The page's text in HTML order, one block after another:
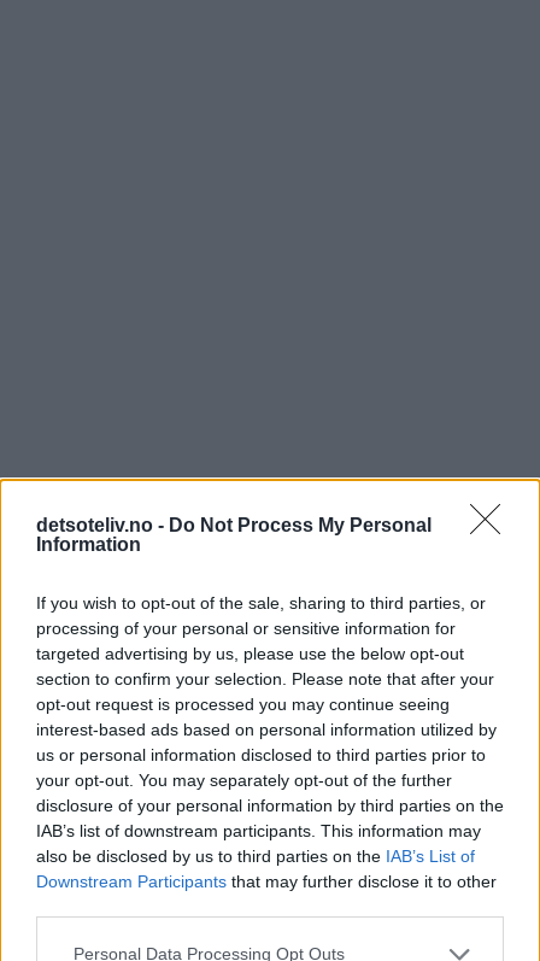
detsoteliv.no - Do Not Process My Personal
Information
If you wish to opt-out of the sale, sharing to third parties, or
processing of your personal or sensitive information for
targeted advertising by us, please use the below opt-out
section to confirm your selection. Please note that after your
opt-out request is processed you may continue seeing
interest-based ads based on personal information utilized by
us or personal information disclosed to third parties prior to
your opt-out. You may separately opt-out of the further
disclosure of your personal information by third parties on the
IAB’s list of downstream participants. This information may
also be disclosed by us to third parties on the IAB’s List of
Downstream Participants that may further disclose it to other
Personal Data Processing Opt Outs
4 kommentarer
Mesterkokken - 22.02.2014 - 14:50
Ca. Hvor mange muffins blir det?
Svar
Kristine - Det søte liv - 23.02.2014 - 22:28